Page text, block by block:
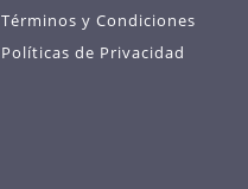
Términos y Condiciones
Políticas de Privacidad